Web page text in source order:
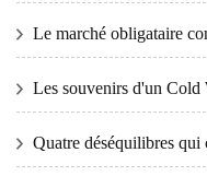
Le marché obligataire
Les souvenirs d'un Cold
Quatre déséquilibres